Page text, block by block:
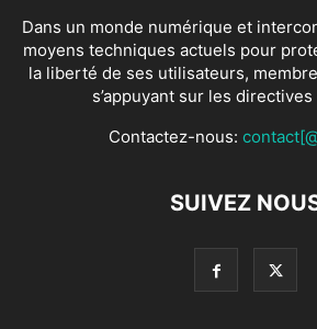
Dans un monde numérique et
moyens techniques actuels pour
la liberté de ses utilisateurs,
s’appuyant sur les directives
Contactez-nous:
SUIVEZ